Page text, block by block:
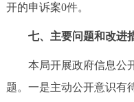
开的申诉案0件。
七、主要问题和改进
本局开展政府信息公开
题。一是主动公开意识有